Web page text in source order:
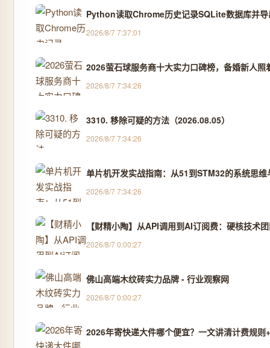
Python读取Chrome历史记录SQLite数据库并
2026/8/7 7:37:01
2026萤石球服务商十大实力口碑榜，备婚新人
2026/8/7 7:34:26
3310. 移除可疑的方法（2026.08.05）
2026/8/7 7:34:26
单片机开发实战指南：从51到STM32的系统思维
2026/8/7 7:34:26
【财精小陶】从API调用到AI订阅费：硬核技术
2026/8/7 0:00:27
佛山高端木纹砖实力品牌 - 行业观察网
2026/8/7 0:00:27
2026年寄快递大件哪个便宜？一文讲清计费规则